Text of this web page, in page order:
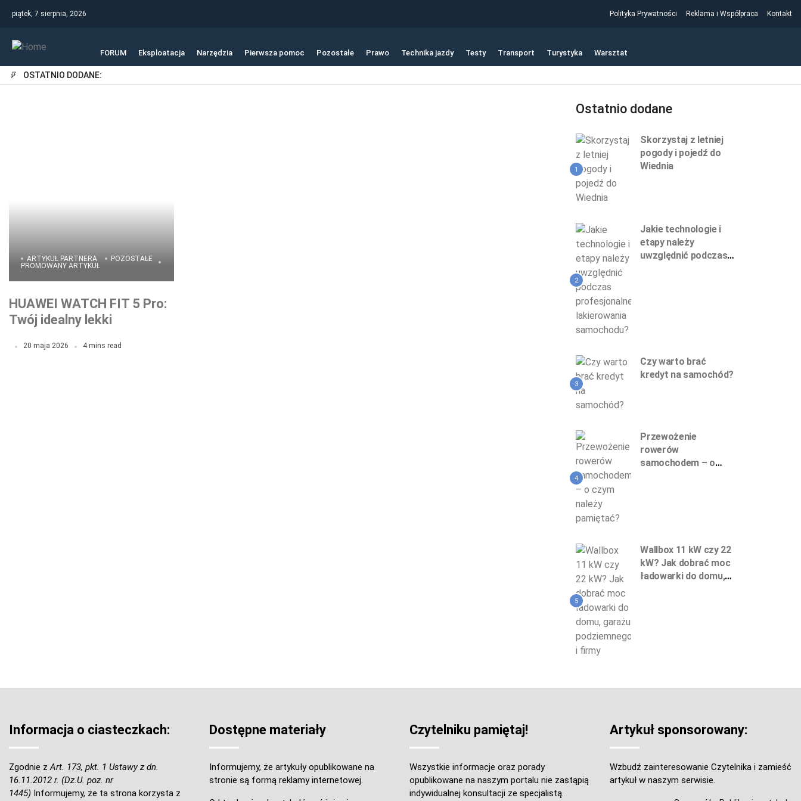
piątek, 7 sierpnia, 2026 Polityka Prywatności Reklama i Współpraca Kontakt
FORUM Eksploatacja Narzędzia Pierwsza pomoc Pozostałe Prawo Technika jazdy Testy Transport Turystyka Warsztat
OSTATNIO DODANE:
ARTYKUŁ PARTNERA
POZOSTAŁE
PROMOWANY ARTYKUŁ
HUAWEI WATCH FIT 5 Pro:
Twój idealny lekki
do treningu
20 maja 2026 4 mins read
Ostatnio dodane
1
Skorzystaj z letniej
pogody i pojedź do
Wiednia
2
Jakie technologie i
etapy należy
uwzględnić podczas
3
Czy warto brać
kredyt na samochód?
4
Przewożenie
rowerów
samochodem – o
5
Wallbox 11 kW czy 22
kW? Jak dobrać moc
ładowarki do domu,
Informacja o ciasteczkach:
Zgodnie zArt. 173, pkt. 1 Ustawy z dn.
16.11.2012 r. (Dz.U. poz. nr
1445) Informujemy, że ta strona korzysta z
Dostępne materiały
Informujemy, że artykuły opublikowane na
stronie są formą reklamy internetowej.
Czytelniku pamiętaj!
Wszystkie informacje oraz porady
opublikowane na naszym portalu nie zastąpią
indywidualnej konsultacji ze specjalistą.
Artykuł sponsorowany:
Wzbudź zainteresowanie Czytelnika i zamieść
artykuł w naszym serwisie.